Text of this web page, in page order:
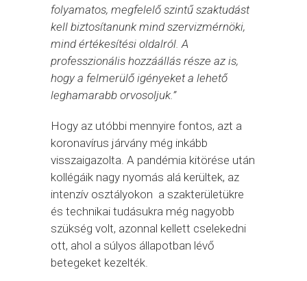
folyamatos, megfelelő szintű szaktudást
kell biztosítanunk mind szervizmérnöki,
mind értékesítési oldalról. A
professzionális hozzáállás része az is,
hogy a felmerülő igényeket a lehető
leghamarabb orvosoljuk.”
Hogy az utóbbi mennyire fontos, azt a
koronavírus járvány még inkább
visszaigazolta. A pandémia kitörése után
kollégáik nagy nyomás alá kerültek, az
intenzív osztályokon a szakterületükre
és technikai tudásukra még nagyobb
szükség volt, azonnal kellett cselekedni
ott, ahol a súlyos állapotban lévő
betegeket kezelték.